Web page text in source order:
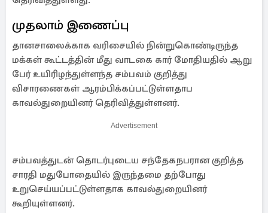
முதலாம் இணைப்பு
தானசாலைக்காக வரிசையில் நின்றுகொண்டிருந்த
மக்கள் கூட்டத்தின் மீது வாடகை கார் மோதியதில் ஆறு
பேர் உயிரிழந்துள்ளந்த சம்பவம் குறித்து
விசாரணைகள் ஆரம்பிக்கப்பட்டுள்ளதாப
காவல்துறையினர் தெரிவித்துள்ளனர்.
Advertisement
சம்பவத்துடன் தொடர்புடைய சந்தேகநபரான குறித்த
சாரதி மதுபோதையில் இருந்தமை தற்போது
உறுசெய்யப்பட்டுள்ளதாக காவல்துறையினர்
கூறியுள்ளனர்.